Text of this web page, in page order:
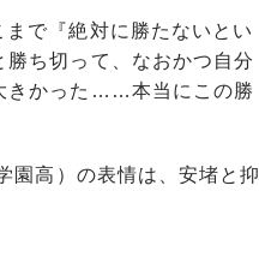
で『絶対に勝たないとい
ち切って、なおかつ自分
きかった……本当にこの勝
高）の表情は、安堵と抑